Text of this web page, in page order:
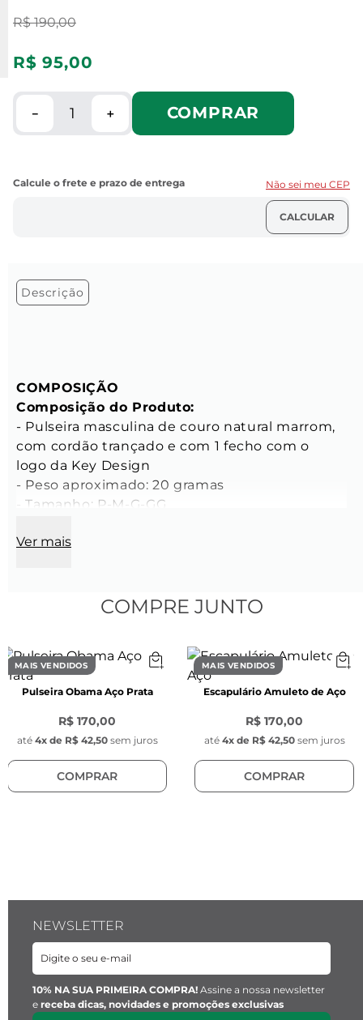
R$ 190,00
R$ 95,00
＋
－ COMPRAR
Não sei meu CEP
Descrição
COMPOSIÇÃO
Composição do Produto:
- Pulseira masculina de couro natural marrom,
com cordão trançado e com 1 fecho com o
logo da Key Design
- Peso aproximado: 20 gramas
- Tamanho: P-M-G-GG
CARACTERÍSTICAS
- Cor: Marrom
- Cordão trançado marrom 2,5 mm de
espessura
Características do Fecho:
- Comprimento: 35 mm
- Largura: 12 mm
- Espessura:5 mm
- Cor: Prata
Ver mais
COMPRE JUNTO
MAIS VENDIDOS
Pulseira Obama Aço Prata
R$ 170,00
até 4x de R$ 42,50 sem juros
COMPRAR
MAIS VENDIDOS
Escapulário Amuleto de Aço
R$ 170,00
até 4x de R$ 42,50 sem juros
COMPRAR
NEWSLETTER
10% NA SUA PRIMEIRA COMPRA! Assine a nossa newsletter
e receba dicas, novidades e promoções exclusivas